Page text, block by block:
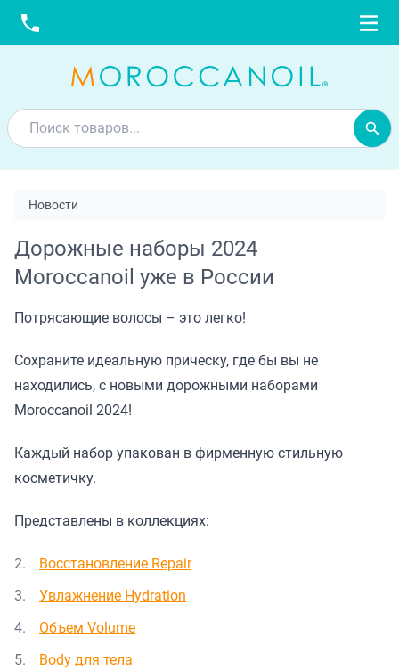
Новости
Дорожные наборы 2024
Moroccanoil уже в России
Потрясающие волосы – это легко!
Сохраните идеальную прическу, где бы вы не
находились, с новыми дорожными наборами
Moroccanoil 2024!
Каждый набор упакован в фирменную стильную
косметичку.
Представлены в коллекциях:
Восстановление Repair
Увлажнение Hydration
Объем Volume
Body для тела